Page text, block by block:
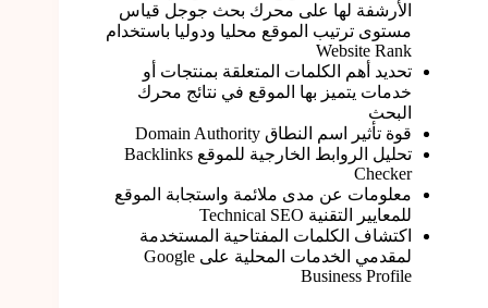
الأرشفة لها على محرك بحث جوجل قياس
مستوى ترتيب الموقع محليا ودوليا باستخدام
Website Rank
تحديد أهم الكلمات المتعلقة بمنتجات أو
خدمات يتميز بها الموقع في نتائج محرك
البحث
قوة تأثير اسم النطاق Domain Authority
تحليل الروابط الخارجية للموقع Backlinks
Checker
معلومات عن مدى ملائمة واستجابة الموقع
للمعايير التقنية Technical SEO
اكتشاف الكلمات المفتاحية المستخدمة
لمقدمي الخدمات المحلية على Google
Business Profile